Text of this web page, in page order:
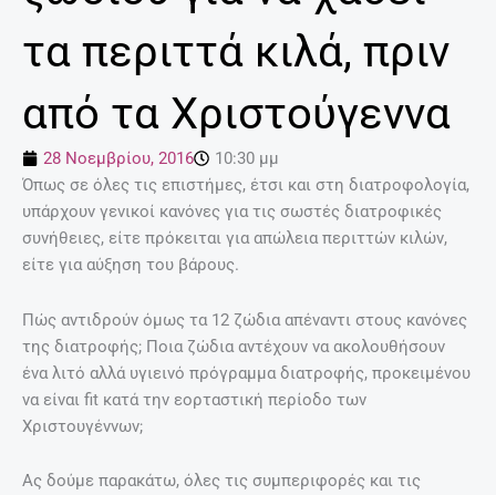
τα περιττά κιλά, πριν
από τα Χριστούγεννα
28 Νοεμβρίου, 2016
10:30 μμ
Όπως σε όλες τις επιστήμες, έτσι και στη διατροφολογία,
υπάρχουν γενικοί κανόνες για τις σωστές διατροφικές
συνήθειες, είτε πρόκειται για απώλεια περιττών κιλών,
είτε για αύξηση του βάρους.
Πώς αντιδρούν όμως τα 12 ζώδια απέναντι στους κανόνες
της διατροφής; Ποια ζώδια αντέχουν να ακολουθήσουν
ένα λιτό αλλά υγιεινό πρόγραμμα διατροφής, προκειμένου
να είναι fit κατά την εορταστική περίοδο των
Χριστουγέννων;
Ας δούμε παρακάτω, όλες τις συμπεριφορές και τις